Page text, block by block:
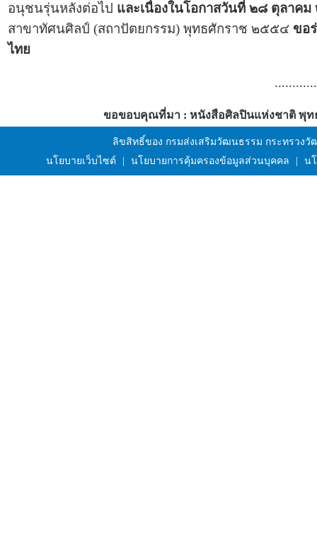
อนุชนรุ่นหลังต่อไป และเนื่องในโอกาสวันที่ ๒๘ ตุลาค
สาขาทัศนศิลป์ (สถาปัตยกรรม) พุทธศักราช ๒๕๕๔ ขอ
ไทย
ขอขอบคุณที่มา : หนังสือศิลปินแห่งชาติ พุ
ลิขสิทธิ์ของ กรมส่งเสริมวัฒนธรรม กระทรวง
นโยบายเว็บไซต์
นโยบายการคุ้มครองข้อมูลส่วนบุคคล น